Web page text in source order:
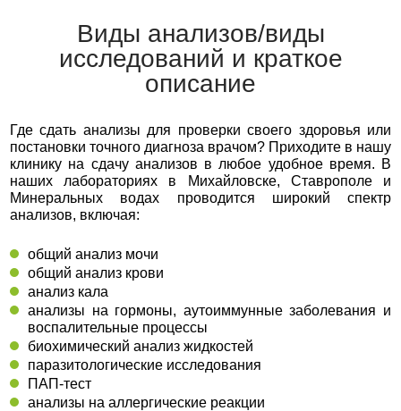
Виды анализов/виды
исследований и краткое
описание
Где сдать анализы для проверки своего здоровья или
постановки точного диагноза врачом? Приходите в нашу
клинику на сдачу анализов в любое удобное время. В
наших лабораториях в Михайловске, Ставрополе и
Минеральных водах проводится широкий спектр
анализов, включая:
общий анализ мочи
общий анализ крови
анализ кала
анализы на гормоны, аутоиммунные заболевания и
воспалительные процессы
биохимический анализ жидкостей
паразитологические исследования
ПАП-тест
анализы на аллергические реакции